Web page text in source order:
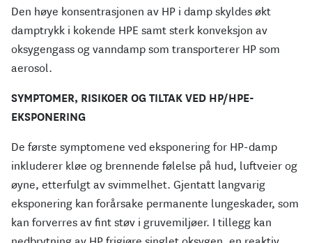
Den høye konsentrasjonen av HP i damp skyldes økt
damptrykk i kokende HPE samt sterk konveksjon av
oksygengass og vanndamp som transporterer HP som
aerosol.
SYMPTOMER, RISIKOER OG TILTAK VED HP/HPE-
EKSPONERING
De første symptomene ved eksponering for HP-damp
inkluderer kløe og brennende følelse på hud, luftveier og
øyne, etterfulgt av svimmelhet. Gjentatt langvarig
eksponering kan forårsake permanente lungeskader, som
kan forverres av fint støv i gruvemiljøer. I tillegg kan